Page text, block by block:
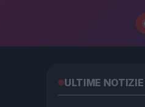
ULTIME NOTIZIE